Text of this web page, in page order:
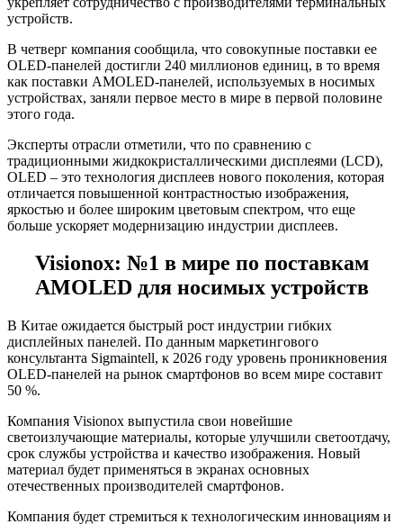
устройств.
В четверг компания сообщила, что совокупные поставки ее
OLED-панелей достигли 240 миллионов единиц, в то время
как поставки AMOLED-панелей, используемых в носимых
устройствах, заняли первое место в мире в первой половине
этого года.
Эксперты отрасли отметили, что по сравнению с
традиционными жидкокристаллическими дисплеями (LCD),
OLED – это технология дисплеев нового поколения, которая
отличается повышенной контрастностью изображения,
яркостью и более широким цветовым спектром, что еще
больше ускоряет модернизацию индустрии дисплеев.
Visionox: №1 в мире по поставкам
AMOLED для носимых устройств
В Китае ожидается быстрый рост индустрии гибких
дисплейных панелей. По данным маркетингового
консультанта Sigmaintell, к 2026 году уровень проникновения
OLED-панелей на рынок смартфонов во всем мире составит
50 %.
Компания Visionox выпустила свои новейшие
светоизлучающие материалы, которые улучшили светоотдачу,
срок службы устройства и качество изображения. Новый
материал будет применяться в экранах основных
отечественных производителей смартфонов.
Компания будет стремиться к технологическим инновациям и